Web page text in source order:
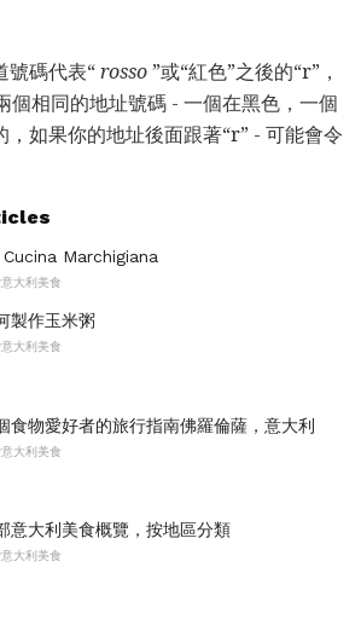
號碼代表“ rosso ”或“紅色”之後的“r”，
個相同的地址號碼 - 一個在黑色，一個
，如果你的地址後面跟著“r” - 可能會令
Marchigiana
大利美食
製作玉米粥
大利美食
食物愛好者的旅行指南佛羅倫薩，意大利
大利美食
意大利美食概覽，按地區分類
大利美食